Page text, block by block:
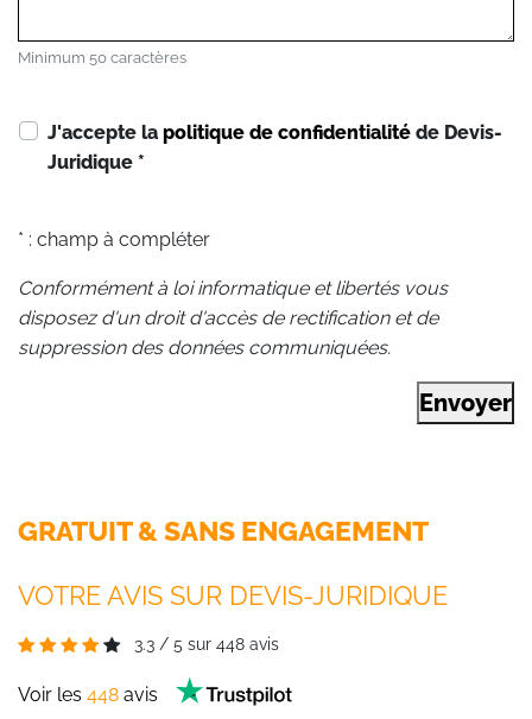
Minimum 50 caractères
J'accepte la politique de confidentialité de Devis-
Juridique *
* : champ à compléter
Conformément à loi informatique et libertés vous
disposez d'un droit d'accès de rectification et de
suppression des données communiquées.
Envoyer
GRATUIT & SANS ENGAGEMENT
VOTRE AVIS SUR DEVIS-JURIDIQUE
3.3 / 5 sur 448 avis
Voir les 448 avis